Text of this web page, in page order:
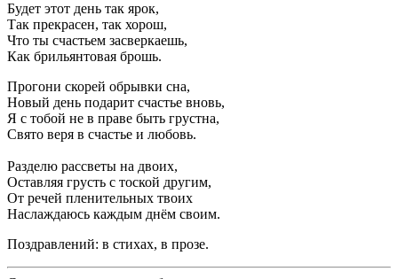
Будет этот день так ярок,
Так прекрасен, так хорош,
Что ты счастьем засверкаешь,
Как брильянтовая брошь.
Прогони скорей обрывки сна,
Новый день подарит счастье вновь,
Я с тобой не в праве быть грустна,
Свято веря в счастье и любовь.
Разделю рассветы на двоих,
Оставляя грусть с тоской другим,
От речей пленительных твоих
Наслаждаюсь каждым днём своим.
Поздравлений: в стихах, в прозе.